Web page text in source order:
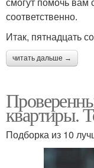
соответственно.
Итак, пятнадцать
читать дальше →
квартиры.
Подборка из 10